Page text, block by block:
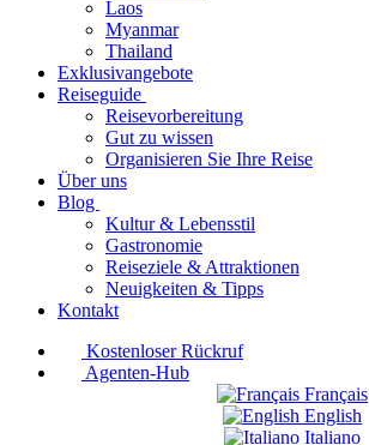
Laos
Myanmar
Thailand
Exklusivangebote
Reiseguide
Reisevorbereitung
Gut zu wissen
Organisieren Sie Ihre Reise
Über uns
Blog
Kultur & Lebensstil
Gastronomie
Reiseziele & Attraktionen
Neuigkeiten & Tipps
Kontakt
Kostenloser Rückruf
Agenten-Hub
Français
English
Italiano